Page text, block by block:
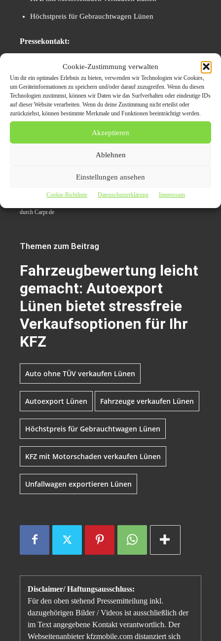
Cookie-Zustimmung verwalten
Um dir ein optimales Erlebnis zu bieten, verwenden wir Technologien wie Cookies,
um Geräteinformationen zu speichern und/oder darauf zuzugreifen. Wenn du diesen
Technologien zustimmst, können wir Daten wie das Surfverhalten oder eindeutige IDs
auf dieser Website verarbeiten. Wenn du deine Zustimmung nicht erteilst oder
zurückziehst, können bestimmte Merkmale und Funktionen beeinträchtigt werden.
Akzeptieren
Ablehnen
Einstellungen ansehen
Cookie-Richtlinie Datenschutzerklärung Impressum
Höchstpreis für Gebrauchtwagen Lünen
Pressekontakt:
Autoexport Regional
Dorstener Straße 133
44809 Bochum
Deutschland
www.autoexport-regional.de
Originalinhalt von autoexport-regional, veröffentlicht unter dem Titel “
Autos mit Motorschaden, Unfallwagen und mehr in der Region“, übermittelt
durch Carpr.de
Themen zum Beitrag
Fahrzeugbewertung leicht
gemacht: Autoexport
Lünen bietet stressfreie
Verkaufsoptionen für Ihr
KFZ
Auto ohne TÜV verkaufen Lünen
Autoexport Lünen Fahrzeuge verkaufen Lünen
Höchstpreis für Gebrauchtwagen Lünen
KFZ mit Motorschaden verkaufen Lünen
Unfallwagen exportieren Lünen
Disclaimer/ Haftungsausschluss:
Für den oben stehend Pressemitteilung inkl.
dazugehörigen Bilder / Videos ist ausschließlich der
im Text angegebene Kontakt verantwortlich. Der
Webseitenanbieter kfzmobile.com distanziert sich